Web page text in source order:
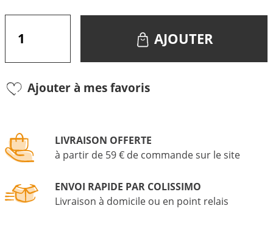
AJOUTER
Ajouter à mes favoris
LIVRAISON OFFERTE
à partir de 59 € de commande sur le site
ENVOI RAPIDE PAR COLISSIMO
Livraison à domicile ou en point relais